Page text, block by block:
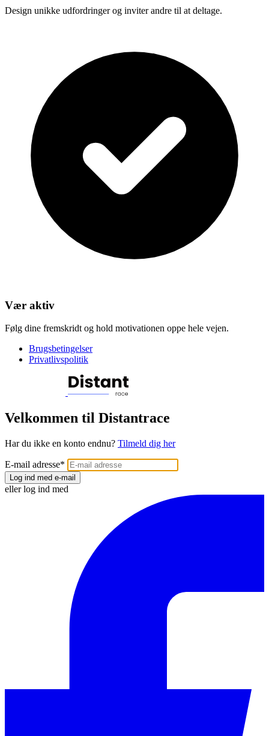
Design unikke udfordringer og inviter andre til at deltage.
Vær aktiv
Følg dine fremskridt og hold motivationen oppe hele vejen.
Brugsbetingelser
Privatlivspolitik
Velkommen til Distantrace
Har du ikke en konto endnu? Tilmeld dig her
E-mail adresse*
Log ind med e-mail
eller log ind med